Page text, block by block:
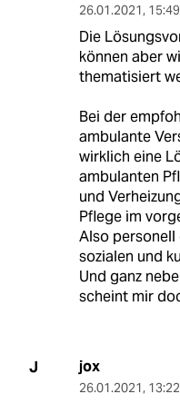
26.01.2021,
Die
können aber
thematisiert
Bei der
ambulante
wirklich eine
ambulanten
und
Pflege im
Also personell
sozialen und
Und ganz
scheint mir
J jox
26.01.2021,